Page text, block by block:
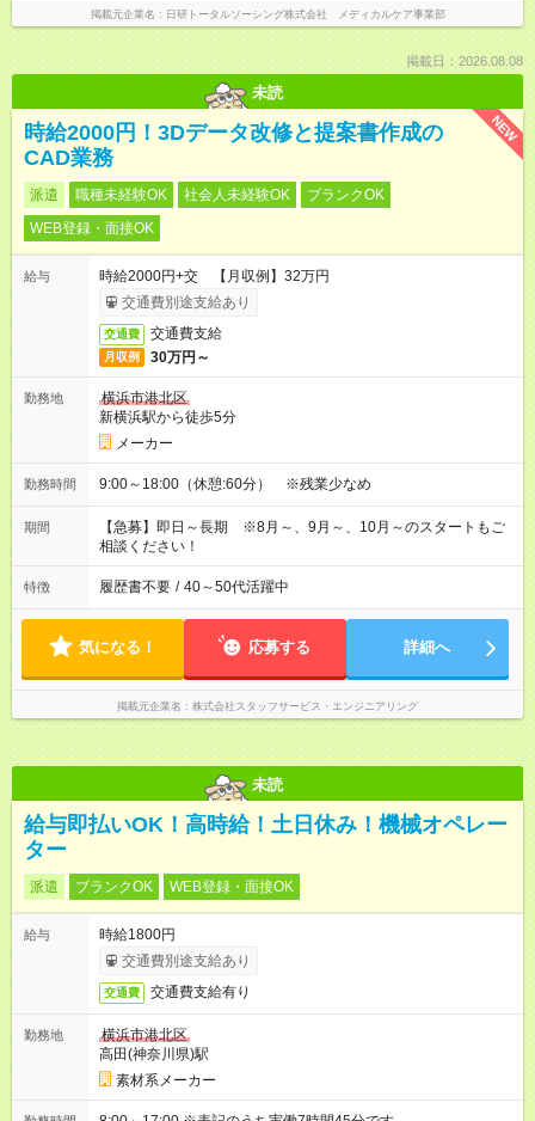
掲載元企業名 日研トータルソーシング株式会社 メディカルケア事業部
掲載日：2026.08.08
未読
NEW
時給2000円！3Dデータ改修と提案書作成の
CAD業務
派遣 職種未経験OK 社会人未経験OK
ブランクOK
WEB登録・面接OK
給与
時給2000円+交 【月収例】32万円
交通費別途支給あり
交通費 交通費支給
月収例 30万円～
勤務地
横浜市港北区
新横浜駅から徒歩5分
メーカー
勤務時間 9:00～18:00（休憩:60分） ※残業少なめ
期間
【急募】即日～長期 ※8月～、9月～、10月～のスタートもご
相談ください！
特徴 履歴書不要 / 40～50代活躍中
気になる！ 応募する 詳細へ
掲載元企業名 株式会社スタッフサービス・エンジニアリング
未読
給与即払いOK！高時給！土日休み！機械オペレー
ター
派遣 ブランクOK WEB登録・面接OK
給与
時給1800円
交通費別途支給あり
交通費 交通費支給有り
勤務地
横浜市港北区
高田(神奈川県)駅
素材系メーカー